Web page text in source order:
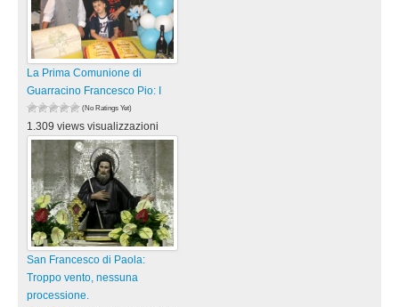
La Prima Comunione di
Guarracino Francesco Pio: I
(No Ratings Yet)
1.309 views visualizzazioni
San Francesco di Paola:
Troppo vento, nessuna
processione.